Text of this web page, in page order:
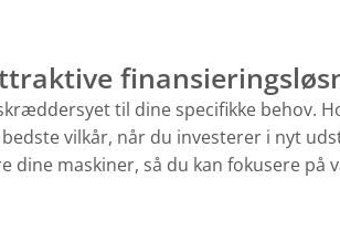
til dine specifikke behov.
vilkår, når du investerer i nyt
dine maskiner, så du kan fokusere på